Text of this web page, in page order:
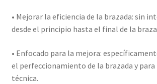
• Mejorar la eficiencia de la brazada: sin
desde el principio hasta el final de la
• Enfocado para la mejora:
el perfeccionamiento de la brazada y
técnica.